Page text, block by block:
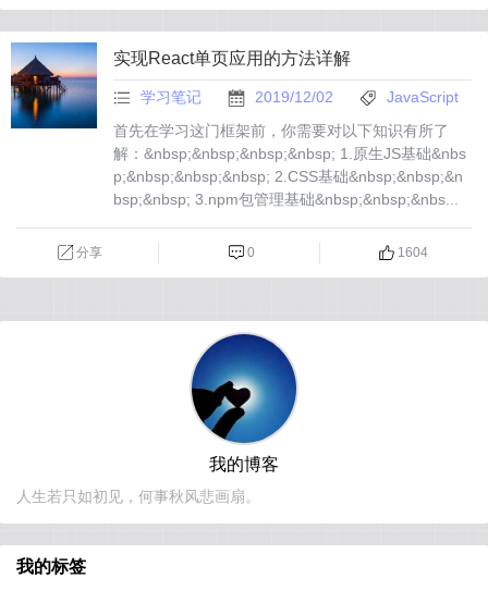
实现React单页应用的方法详解
学习笔记 2019/12/02
JavaScript
首先在学习这门框架前，你需要对以下知识有所了
解：&nbsp;&nbsp;&nbsp;&nbsp; 1.原生JS基础&nbs
p;&nbsp;&nbsp;&nbsp; 2.CSS基础&nbsp;&nbsp;&n
bsp;&nbsp; 3.npm包管理基础&nbsp;&nbsp;&nbs...
分享 0 1604
我的博客
人生若只如初见，何事秋风悲画扇。
我的标签